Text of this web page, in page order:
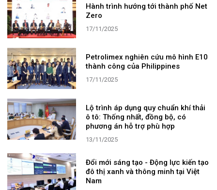
Hành trình hướng tới thành phố Net
Zero
17/11/2025
Petrolimex nghiên cứu mô hình E10
thành công của Philippines
17/11/2025
Lộ trình áp dụng quy chuẩn khí thải
ô tô: Thống nhất, đồng bộ, có
phương án hỗ trợ phù hợp
13/11/2025
Đổi mới sáng tạo - Động lực kiến tạo
đô thị xanh và thông minh tại Việt
Nam